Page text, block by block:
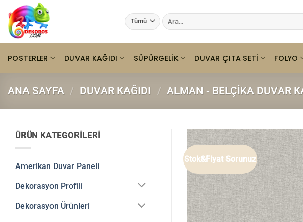
İçeriğe
atla
Ara:
POSTERLER DUVAR KAĞIDI SÜPÜRGELIK DUVAR ÇITA SETI FOLYO
ANA SAYFA / DUVAR KAĞIDI / ALMAN - BELÇIKA DUVAR
ÜRÜN KATEGORILERI
Amerikan Duvar Paneli
Dekorasyon Profili
Dekorasyon Ürünleri
Stok&Fiyat Sorunuz